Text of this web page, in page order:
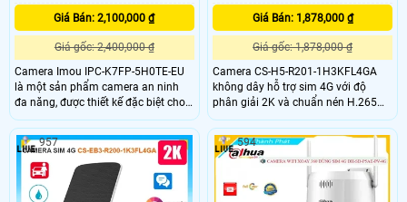
Giá Bán: 2,100,000 ₫
Giá gốc: 2,400,000 ₫
Camera Imou IPC-K7FP-5H0TE-EU
là một sản phẩm camera an ninh
đa năng, được thiết kế đặc biệt cho
các ứng dụng cần giám sát từ xa
trong điều kiện không có kết nối
mạng dây Imou IPC-K7FP-5H0TE-
EU hỗ trợ công nghệ hồng ngoại với
khả năng nhìn đêm lên đến 30 mét.
Giá Bán: 1,878,000 ₫
Giá gốc: 1,878,000 ₫
Camera CS-H5-R201-1H3KFL4GA
không dây hỗ trợ sim 4G với độ
phân giải 2K và chuẩn nén H.265
giúp tiết kiệm băng thông camera
có khả năng đàm thoại 2 chiều tầm
nhìn hồng ngoại lên đến 30m và
ánh sáng trắng 20m đảm bảo quan
sát rõ ràng cả ngày lẫn đêm với
chuẩn IP67 camera còn tích hợp
957 594